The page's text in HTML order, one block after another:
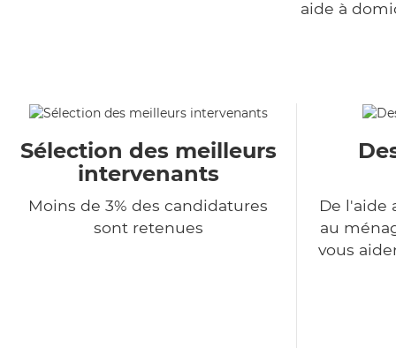
aide à
Sélection des meilleurs
intervenants
Moins de 3% des candidatures
sont retenues
De l'aide
au
vous